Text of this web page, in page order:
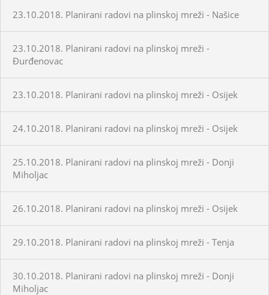
23.10.2018. Planirani radovi na plinskoj mreži - Našice
23.10.2018. Planirani radovi na plinskoj mreži -
Đurđenovac
23.10.2018. Planirani radovi na plinskoj mreži - Osijek
24.10.2018. Planirani radovi na plinskoj mreži - Osijek
25.10.2018. Planirani radovi na plinskoj mreži - Donji
Miholjac
26.10.2018. Planirani radovi na plinskoj mreži - Osijek
29.10.2018. Planirani radovi na plinskoj mreži - Tenja
30.10.2018. Planirani radovi na plinskoj mreži - Donji
Miholjac